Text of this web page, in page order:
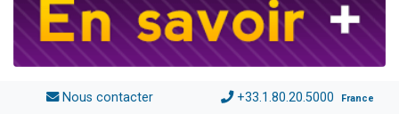
Nous contacter +33.1.80.20.5000 France